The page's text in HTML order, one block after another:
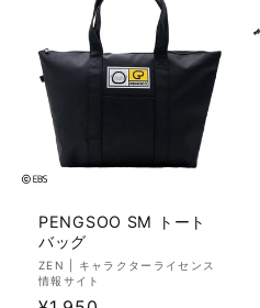
PENGSOO SM トート
バッグ
販
売
ZEN | キャラクターライセンス
情報サイト